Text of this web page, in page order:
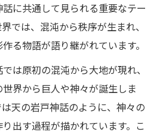
に共通して見られる重要なテー
では、混沌から秩序が生まれ、
る物語が語り継がれています。
は原初の混沌から大地が現れ、
界から巨人や神々が誕生しま
天の岩戸神話のように、神々の
出す過程が描かれています。こ